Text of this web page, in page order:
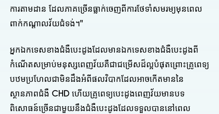
ការតាមដាន ដែលភាគច្រើនធ្លាក់ចេញពីការថែទាំសមរម្យមុនពេល
ពាក់កណ្តាលវ័យជំទង់។"
អ្នកឯកទេសខាងជំងឺបេះដូងដែលមានឯកទេសខាងជំងឺបេះដូងពី
កំណើតសម្រាប់មនុស្សពេញវ័យគឺជាជម្រើសដ៏ល្អបំផុតព្រោះគ្រូពេទ្យ
បឋមប្រហែលជាមិនដឹងអំពីផលវិបាកដែលអាចកើតមាននៃ
ស្ថានភាពជំងឺ CHD ហើយគ្រូពេទ្យបេះដូងពេញវ័យមានបទ
ពិសោធន៍ច្រើនជាមួយនឹងជំងឺបេះដូងដែលទទួលបាននៅពេល